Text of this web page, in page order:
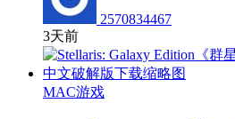
2570834467
3天前
MAC游戏